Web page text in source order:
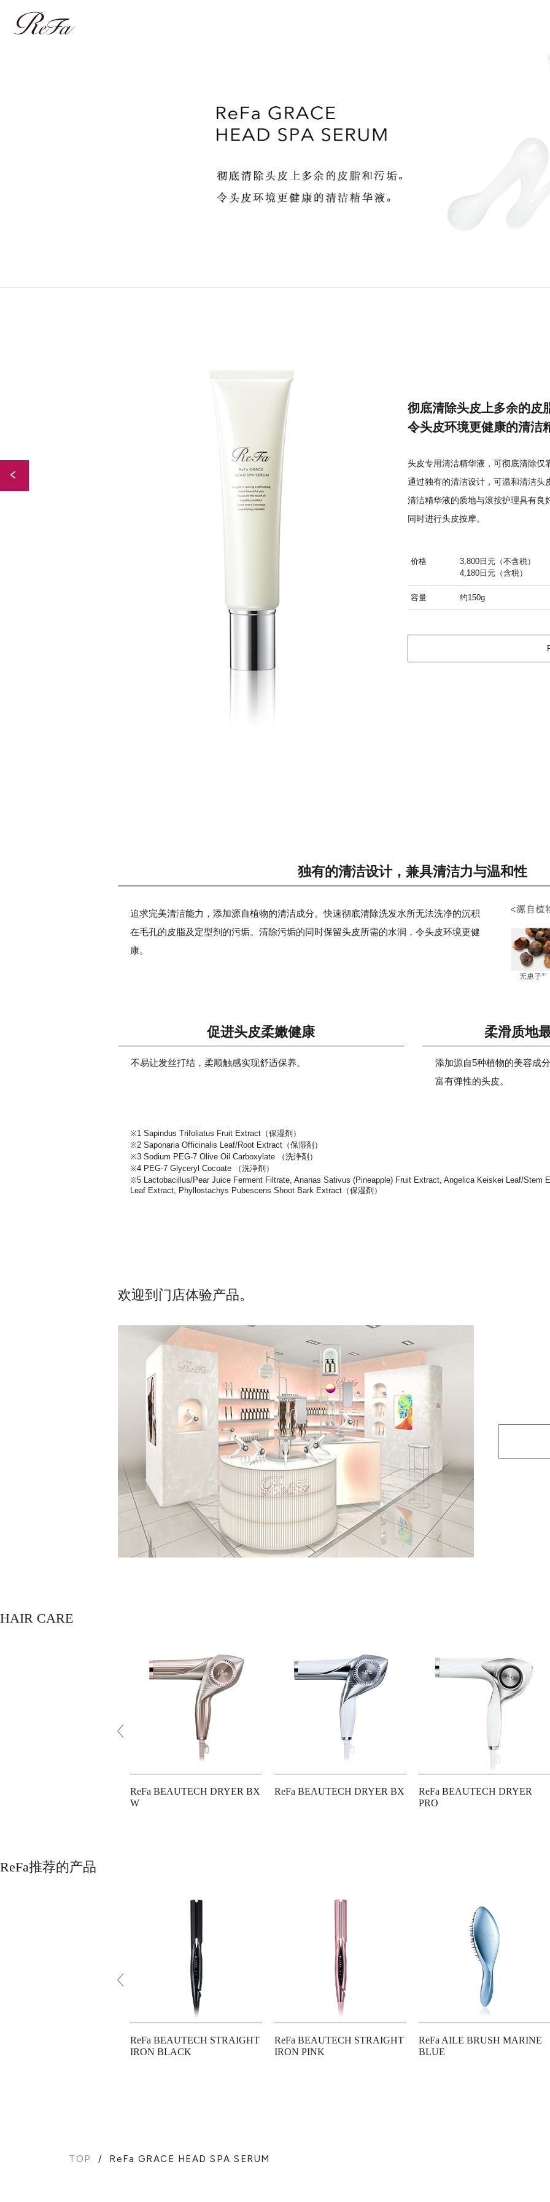
彻底清除头皮上多余的皮
令头皮环境更健康的清洁
头皮专用清洁精华液，可彻底清除仅
通过独有的清洁设计，可温和清洁头
清洁精华液的质地与滚按护理具有良
同时进行头皮按摩。
价格
3,800日元（不含税）
4,180日元（含税）
容量 约150g
独有的清洁设计，兼具清洁力与温和性
追求完美清洁能力，添加源自植物的清洁成分。快速彻底清除洗发水所无法洗净的沉积
在毛孔的皮脂及定型剂的污垢。清除污垢的同时保留头皮所需的水润，令头皮环境更健
康。
促进头皮柔嫩健康
不易让发丝打结，柔顺触感实现舒适保养。
柔滑质地
添加源自5种植物的美容成分
富有弹性的头皮。
※1 Sapindus Trifoliatus Fruit Extract（保湿剤）
※2 Saponaria Officinalis Leaf/Root Extract（保湿剤）
※3 Sodium PEG-7 Olive Oil Carboxylate （洗浄剤）
※4 PEG-7 Glyceryl Cocoate （洗浄剤）
※5 Lactobacillus/Pear Juice Ferment Filtrate, Ananas Sativus (Pineapple) Fruit Extract, Angelica Keiskei Leaf/Stem
Leaf Extract, Phyllostachys Pubescens Shoot Bark Extract（保湿剤）
欢迎到门店体验产品。
HAIR CARE
ReFa BEAUTECH DRYER BX
W
ReFa BEAUTECH DRYER BX
ReFa BEAUTECH DRYER
PRO
ReFa推荐的产品
ReFa BEAUTECH STRAIGHT
IRON BLACK
ReFa BEAUTECH STRAIGHT
IRON PINK
ReFa AILE BRUSH MARINE
BLUE
TOP ReFa GRACE HEAD SPA SERUM